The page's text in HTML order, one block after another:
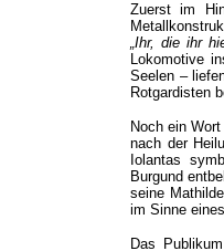
Zuerst im
„Ihr, die ihr
Lokomotive
Seelen –
Rotgardisten
Noch ein
nach der
Iolantas
Burgund
seine
im Sinne
Das